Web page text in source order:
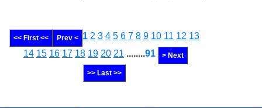
<< First << Prev < 1 2 3 4 5 6 7 8 9 10 11 12 13
14 15 16 17 18 19 20 21 ........91 > Next
>> Last >>